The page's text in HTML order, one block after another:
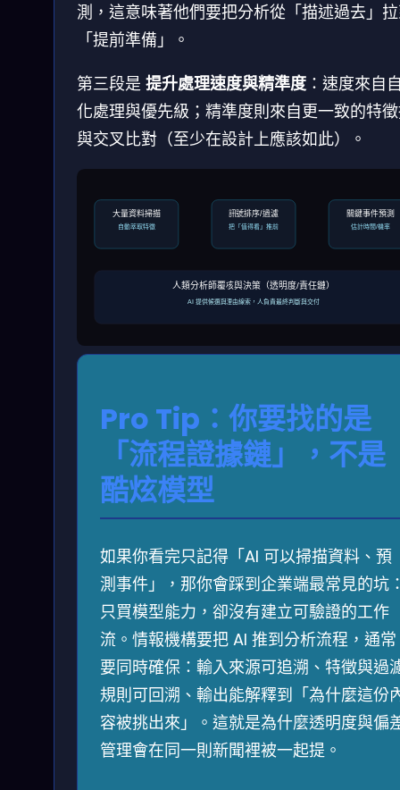
測，這意味著他們要把分析從「描述過去」
「提前準備」。
第三段是 提升處理速度與精準度 ：速度來自
化處理與優先級；精準度則來自更一致的特
與交叉比對（至少在設計上應該如此）。
大量資料掃描
自動萃取特徵
訊號排序/過濾
把「值得看」推前
關鍵事件預測
估計時間/機率
人類分析師覆核與決策（透明度/責任鏈）
AI 提供候選與理由線索，人負責最終判斷與交付
Pro Tip：你要找的是
「流程證據鏈」，不是
酷炫模型
如果你看完只記得「AI 可以掃描資料、預
測事件」，那你會踩到企業端最常見的坑
只買模型能力，卻沒有建立可驗證的工作
流。情報機構要把 AI 推到分析流程，通常
要同時確保：輸入來源可追溯、特徵與過
規則可回溯、輸出能解釋到「為什麼這份
容被挑出來」。這就是為什麼透明度與偏
管理會在同一則新聞裡被一起提。